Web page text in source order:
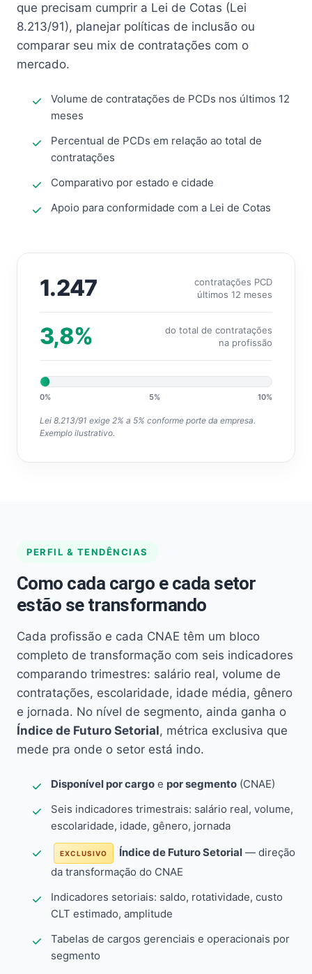
que precisam cumprir a Lei de Cotas (Lei
8.213/91), planejar políticas de inclusão ou
comparar seu mix de contratações com o
mercado.
Volume de contratações de PCDs nos últimos 12
meses
Percentual de PCDs em relação ao total de
contratações
Comparativo por estado e cidade
Apoio para conformidade com a Lei de Cotas
1.247
contratações PCD
últimos 12 meses
3,8%
do total de contratações
na profissão
0% 5% 10%
Lei 8.213/91 exige 2% a 5% conforme porte da empresa.
Exemplo ilustrativo.
PERFIL & TENDÊNCIAS
Como cada cargo e cada setor
estão se transformando
Cada profissão e cada CNAE têm um bloco
completo de transformação com seis indicadores
comparando trimestres: salário real, volume de
contratações, escolaridade, idade média, gênero
e jornada. No nível de segmento, ainda ganha o
Índice de Futuro Setorial, métrica exclusiva que
mede pra onde o setor está indo.
Disponível por cargo e por segmento (CNAE)
Seis indicadores trimestrais: salário real, volume,
escolaridade, idade, gênero, jornada
EXCLUSIVO Índice de Futuro Setorial — direção
da transformação do CNAE
Indicadores setoriais: saldo, rotatividade, custo
CLT estimado, amplitude
Tabelas de cargos gerenciais e operacionais por
segmento